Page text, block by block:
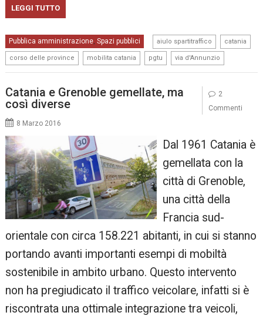
LEGGI TUTTO
Pubblica amministrazione,Spazi pubblici aiulo spartitraffico catania
corso delle province mobilita catania pgtu via d'Annunzio
Catania e Grenoble gemellate, ma
così diverse
8 Marzo 2016
Dal 1961 Catania è
gemellata con la
città di Grenoble,
una città della
Francia sud-
orientale con circa 158.221 abitanti, in cui si stanno
portando avanti importanti esempi di mobiltà
sostenibile in ambito urbano. Questo intervento
non ha pregiudicato il traffico veicolare, infatti si è
riscontrata una ottimale integrazione tra veicoli,
2
Commenti